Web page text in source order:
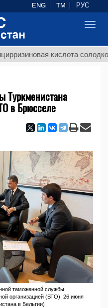
кислота солодкового
Туркменистана
в Брюсселе
таможенной службы
организацией (ВТО), 26 июня
в Бельгии)
ENG TM РУС